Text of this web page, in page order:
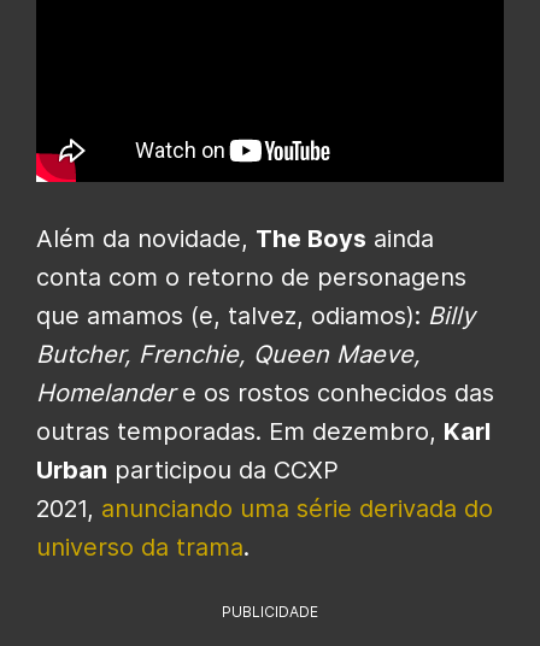
Além da novidade, The Boys ainda
conta com o retorno de personagens
que amamos (e, talvez, odiamos): Billy
Butcher, Frenchie, Queen Maeve,
Homelandere os rostos conhecidos das
outras temporadas. Em dezembro, Karl
Urban participou da CCXP
2021, anunciando uma série derivada do
universo da trama.
PUBLICIDADE